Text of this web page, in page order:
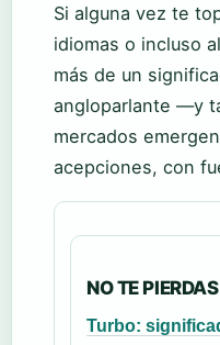
Si alguna vez te
idiomas o incluso
más de un
angloparlante —y
mercados
acepciones, con
NO TE
Turbo: